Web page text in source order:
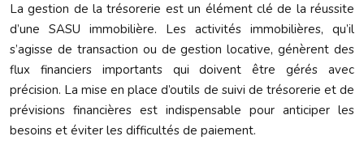
La gestion de la trésorerie est un élément clé de la réussite
d’une SASU immobilière. Les activités immobilières, qu’il
s’agisse de transaction ou de gestion locative, génèrent des
flux financiers importants qui doivent être gérés avec
précision. La mise en place d’outils de suivi de trésorerie et de
prévisions financières est indispensable pour anticiper les
besoins et éviter les difficultés de paiement.